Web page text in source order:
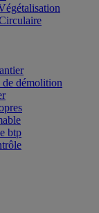
démolition
btp